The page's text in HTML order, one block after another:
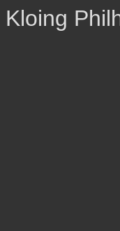
Kloing